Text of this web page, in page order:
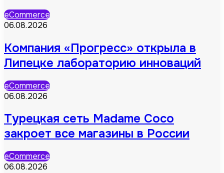
eCommerce
06.08.2026
Компания «Прогресс» открыла в
Липецке лабораторию инноваций
eCommerce
06.08.2026
Турецкая сеть Madame Coco
закроет все магазины в России
eCommerce
06.08.2026